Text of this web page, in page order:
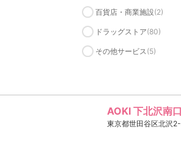
百貨店・商業施設(2)
ドラッグストア(80)
その他サービス(5)
AOKI 下北沢南
東京都世田谷区北沢